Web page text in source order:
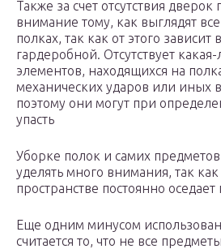
Также за счет отсутствия дверок
внимание тому, как выглядят
полках, так как от этого
гардеробной. Отсутствует
элементов, находящихся на
механических ударов или иных
поэтому они могут при
упасть
Уборке полок и самих
уделять много внимания, так
пространстве постоянно оседает
Еще одним минусом
считается то, что не все